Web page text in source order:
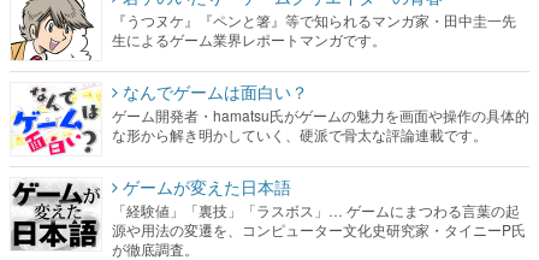
『うつヌケ』『ペンと箸』等で知られるマンガ家・田中圭一先
生によるゲーム業界レポートマンガです。
なんでゲームは面白い？
ゲーム開発者・hamatsu氏がゲームの魅力を画面や操作の具体的
な形から解き明かしていく、硬派で骨太な評論連載です。
ゲームが変えた日本語
「経験値」「裏技」「ラスボス」… ゲームにまつわる言葉の起
源や用法の変遷を、コンピューター文化史研究家・タイニーP氏
が徹底調査。